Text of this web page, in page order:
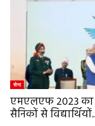
सेना
एमएलएफ 2023 का
सैनिकों से